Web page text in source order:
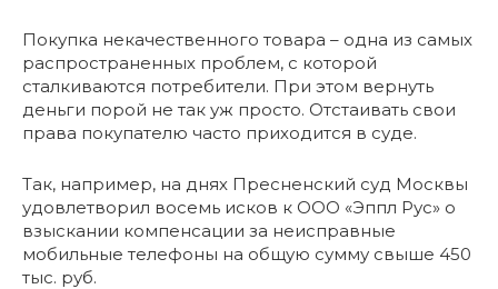
Покупка некачественного товара – одна из самых
распространенных проблем, с которой
сталкиваются потребители. При этом вернуть
деньги порой не так уж просто. Отстаивать свои
права покупателю часто приходится в суде.
Так, например, на днях Пресненский суд Москвы
удовлетворил восемь исков к ООО «Эппл Рус» о
взыскании компенсации за неисправные
мобильные телефоны на общую сумму свыше 450
тыс. руб.